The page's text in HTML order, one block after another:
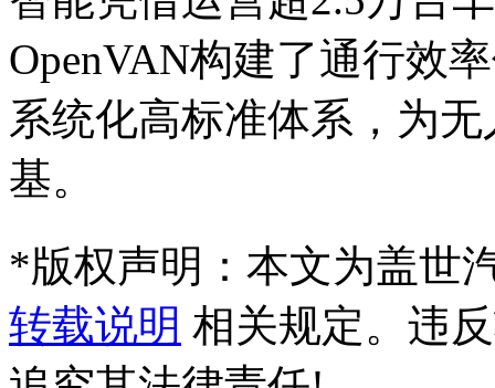
OpenVAN构建了通行效
系统化高标准体系，为
基。
*版权声明：本文为盖世
转载说明 相关规定。违